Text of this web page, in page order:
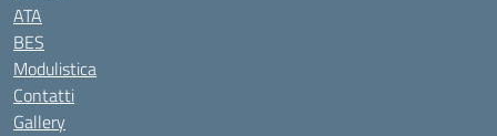
ATA
BES
Modulistica
Contatti
Gallery